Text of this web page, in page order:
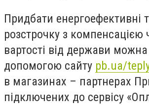
Придбати енергоефективні
розстрочку з компенсацією
вартості від держави
допомогою сайту pb.ua/
в магазинах – партнерах
підключених до сервісу